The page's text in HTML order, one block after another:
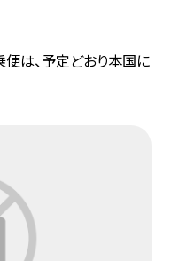
は、予定どおり本国に